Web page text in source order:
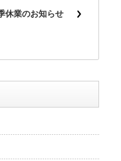
休業のお知らせ